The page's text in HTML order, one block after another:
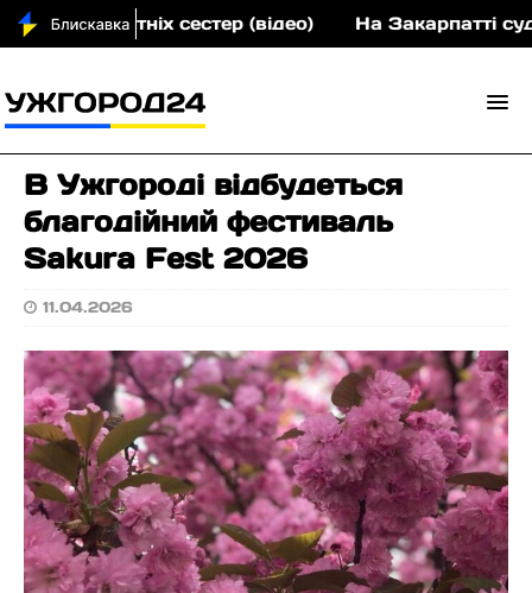
малолітніх сестер (відео) На Закарпатті
В Ужгороді відбудеться
благодійний фестиваль
Sakura Fest 2026
11.04.2026